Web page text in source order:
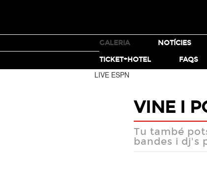
TICKETS
GALERIA NOTÍCIES
TICKET+HOTEL
FAQS
MOTO X
LIVE ESPN
VINE I
Tu també
bandes i dj's